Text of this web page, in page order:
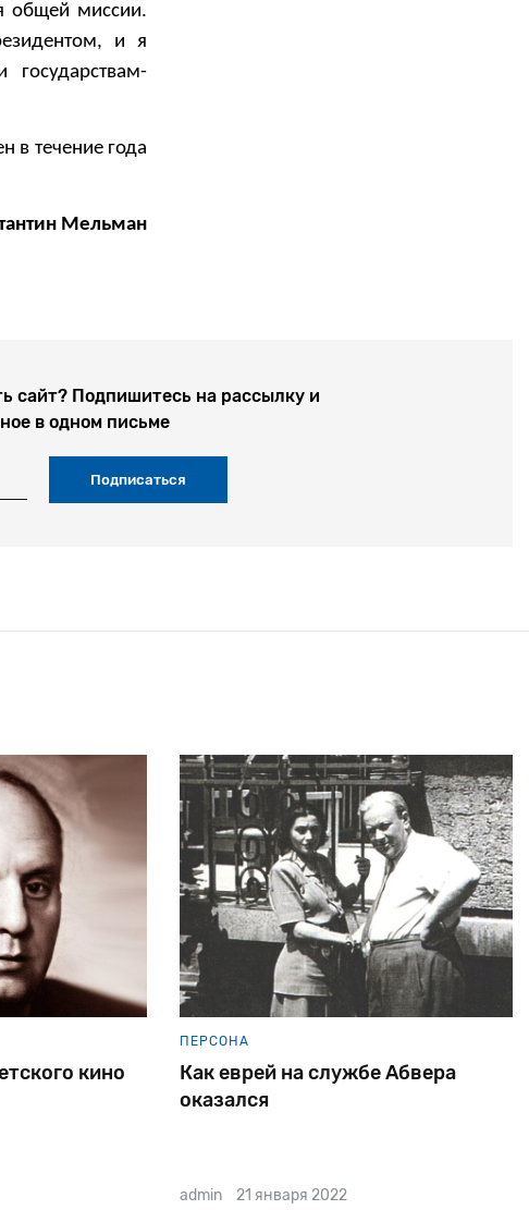
общей миссии.
и я
в течение года
Мельман
сайт? Подпишитесь на рассылку и
в одном письме
кино
ПЕРСОНА
Как еврей на службе Абвера
оказался
admin 21 января 2022